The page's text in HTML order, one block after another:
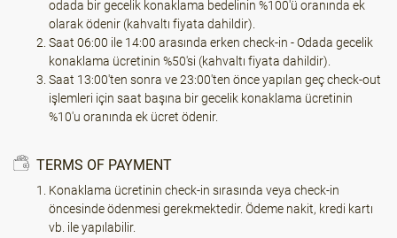
odada bir gecelik konaklama bedelinin %100'ü oranında ek
olarak ödenir (kahvaltı fiyata dahildir).
Saat 06:00 ile 14:00 arasında erken check-in - Odada gecelik
konaklama ücretinin %50'si (kahvaltı fiyata dahildir).
Saat 13:00'ten sonra ve 23:00'ten önce yapılan geç check-out
işlemleri için saat başına bir gecelik konaklama ücretinin
%10'u oranında ek ücret ödenir.
TERMS OF PAYMENT
Konaklama ücretinin check-in sırasında veya check-in
öncesinde ödenmesi gerekmektedir. Ödeme nakit, kredi kartı
vb. ile yapılabilir.